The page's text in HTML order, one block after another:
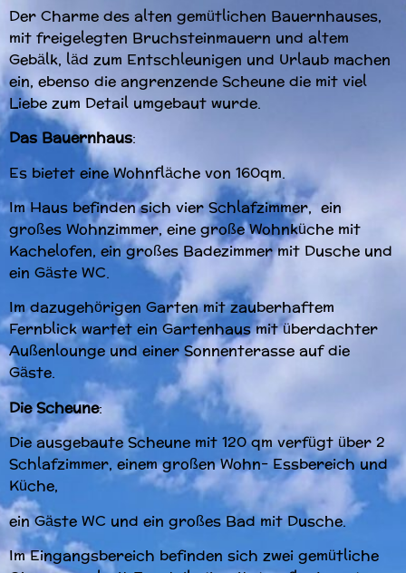
Der Charme des alten gemütlichen Bauernhauses,
mit freigelegten Bruchsteinmauern und altem
Gebälk, läd zum Entschleunigen und Urlaub machen
ein, ebenso die angrenzende Scheune die mit viel
Liebe zum Detail umgebaut wurde.
Das Bauernhaus:
Es bietet eine Wohnfläche von 160qm.
Im Haus befinden sich vier Schlafzimmer, ein
großes Wohnzimmer, eine große Wohnküche mit
Kachelofen, ein großes Badezimmer mit Dusche und
ein Gäste WC.
Im dazugehörigen Garten mit zauberhaftem
Fernblick wartet ein Gartenhaus mit überdachter
Außenlounge und einer Sonnenterasse auf die
Gäste.
Die Scheune:
Die ausgebaute Scheune mit 120 qm verfügt über 2
Schlafzimmer, einem großen Wohn- Essbereich und
Küche,
ein Gäste WC und ein großes Bad mit Dusche.
Im Eingangsbereich befinden sich zwei gemütliche